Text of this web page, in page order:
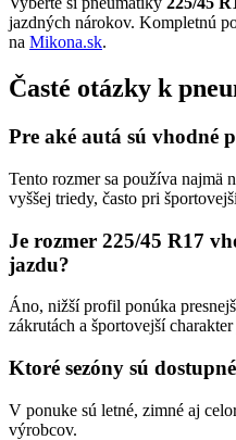
jazdných nárokov. Kompletnú
na Mikona.sk.
Časté otázky k
Pre aké autá sú vhodné
Tento rozmer sa používa najmä
vyššej triedy, často pri
Je rozmer 225/45 R17
jazdu?
Áno, nižší profil ponúka
zákrutách a športovejší charakter
Ktoré sezóny sú
V ponuke sú letné, zimné aj
výrobcov.